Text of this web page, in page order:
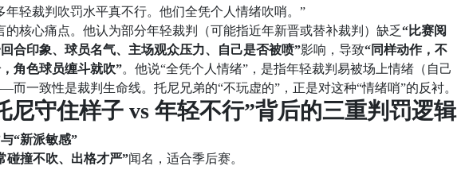
年轻裁判吹罚水平真不行。他们全凭个人情绪吹哨。”
的核心痛点。他认为部分年轻裁判（可能指近年新晋或替补裁判）缺乏“比赛阅
合印象、球员名气、主场观众压力、自己是否被喷”影响，导致“同样动作，不
角色球员缠斗就吹”。他说“全凭个人情绪”，是指年轻裁判易被场上情绪（自己
一致性是裁判生命线。托尼兄弟的“不玩虚的”，正是对这种“情绪哨”的反衬。
尼守住样子 vs 年轻不行”背后的三重判罚逻辑
“新派敏感”
碰撞不吹、出格才严”闻名，适合季后赛。